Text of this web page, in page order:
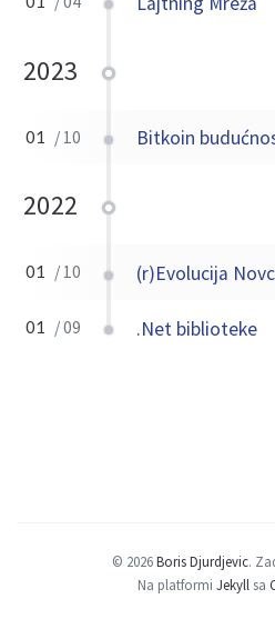
2023
01 / 10 Bitkoin
2022
01 / 10 (r)Evolucija
01 / 09 .Net biblioteke
© 2026Boris Djurdjevic.
Na platformi Jekyll sa